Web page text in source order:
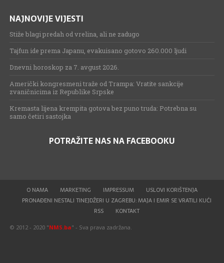
NAJNOVIJE VIJESTI
Stiže blagi predah od vrelina, ali ne zadugo
Tajfun ide prema Japanu, evakuisano gotovo 260.000 ljudi
Dnevni horoskop za 7. avgust 2026.
Američki kongresmeni traže od Trampa: Vratite sankcije
zvaničnicima iz Republike Srpske
Kremasta lijena krempita gotova bez puno truda: Potrebna su
samo četiri sastojka
POTRAŽITE NAS NA FACEBOOKU
O NAMA MARKETING IMPRESSUM
USLOVI KORIŠTENJA
PRONAĐENI NESTALI TINEJDŽERI U ZAGREBU: MAJA I EMIR SE VRATILI KUĆI
RSS
KONTAKT
© 2012 - 2020 "NMS.ba" - Sva prava zadržana.